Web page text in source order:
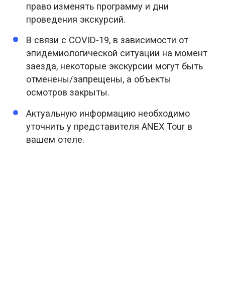
право изменять программу и дни
проведения экскурсий.
В связи с COVID-19, в зависимости от
эпидемиологической ситуации на момент
заезда, некоторые экскурсии могут быть
отменены/запрещены, а объекты
осмотров закрыты.
Актуальную информацию необходимо
уточнить у представителя ANEX Tour в
вашем отеле.